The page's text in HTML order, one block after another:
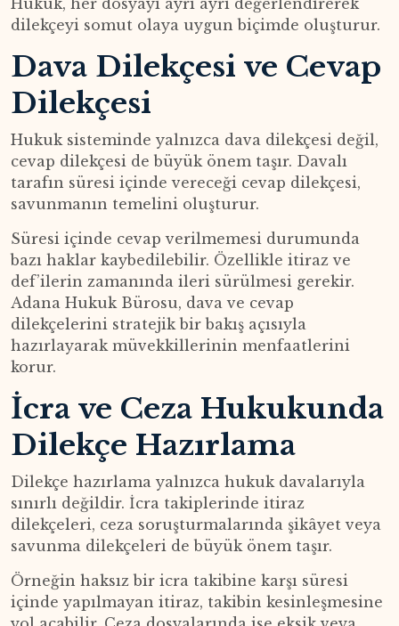
dilekçeyi somut olaya uygun biçimde oluşturur.
Dava Dilekçesi ve Cevap
Dilekçesi
Hukuk sisteminde yalnızca dava dilekçesi değil,
cevap dilekçesi de büyük önem taşır. Davalı
tarafın süresi içinde vereceği cevap dilekçesi,
savunmanın temelini oluşturur.
Süresi içinde cevap verilmemesi durumunda
bazı haklar kaybedilebilir. Özellikle itiraz ve
def’ilerin zamanında ileri sürülmesi gerekir.
Adana Hukuk Bürosu, dava ve cevap
dilekçelerini stratejik bir bakış açısıyla
hazırlayarak müvekkillerinin menfaatlerini
korur.
İcra ve Ceza Hukukunda
Dilekçe Hazırlama
Dilekçe hazırlama yalnızca hukuk davalarıyla
sınırlı değildir. İcra takiplerinde itiraz
dilekçeleri, ceza soruşturmalarında şikâyet veya
savunma dilekçeleri de büyük önem taşır.
Örneğin haksız bir icra takibine karşı süresi
içinde yapılmayan itiraz, takibin kesinleşmesine